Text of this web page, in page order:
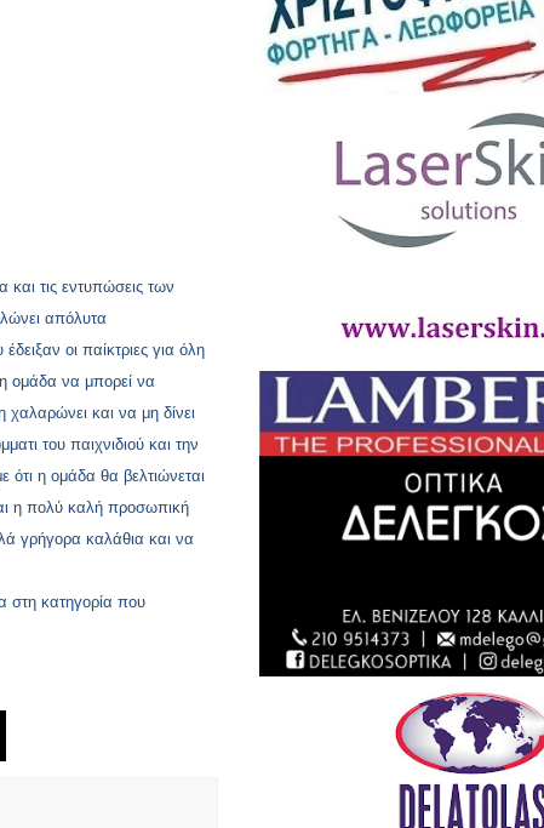
τις εντυπώσεις των
απόλυτα
οι παίκτριες για όλη
η ομάδα να μπορεί να
και να μη δίνει
του παιχνιδιού και την
ότι η ομάδα θα βελτιώνεται
η πολύ καλή προσωπική
γρήγορα καλάθια και να
στη κατηγορία που